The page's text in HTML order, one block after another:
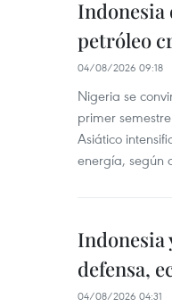
Indonesia
petróleo
04/08/2026 09:18
Nigeria se
primer
Asiático
energía, según
Indonesia
defensa,
04/08/2026 04:31